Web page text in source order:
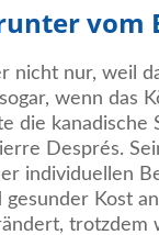
vom
nicht nur, weil
wenn das
die kanadische
Després.
individuellen
gesunder Kost
trotzdem